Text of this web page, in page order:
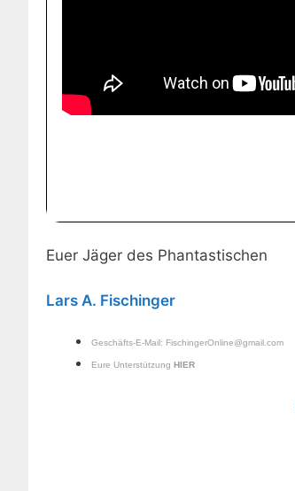
Euer Jäger des Phantastischen
Lars A. Fischinger
Geschäfts-E-Mail: FischingerOnline@gmail.com
Eure Unterstützung HIER